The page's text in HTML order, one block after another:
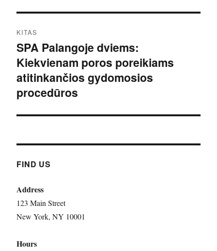
KITAS
Kitas
įrašas:
SPA Palangoje dviems:
Kiekvienam poros poreikiams
atitinkančios gydomosios
procedūros
FIND US
Address
123 Main Street
New York, NY 10001
Hours